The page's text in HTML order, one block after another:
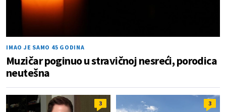
IMAO JE SAMO 45 GODINA
Muzičar poginuo u stravičnoj nesreći, porodica
neutešna
3 3